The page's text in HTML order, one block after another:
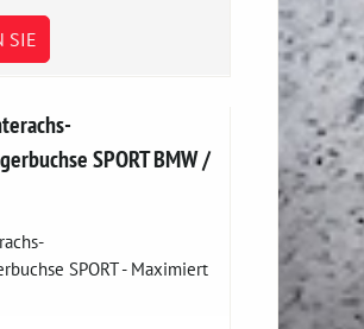
SIE
SPORT BMW /
SPORT - Maximiert